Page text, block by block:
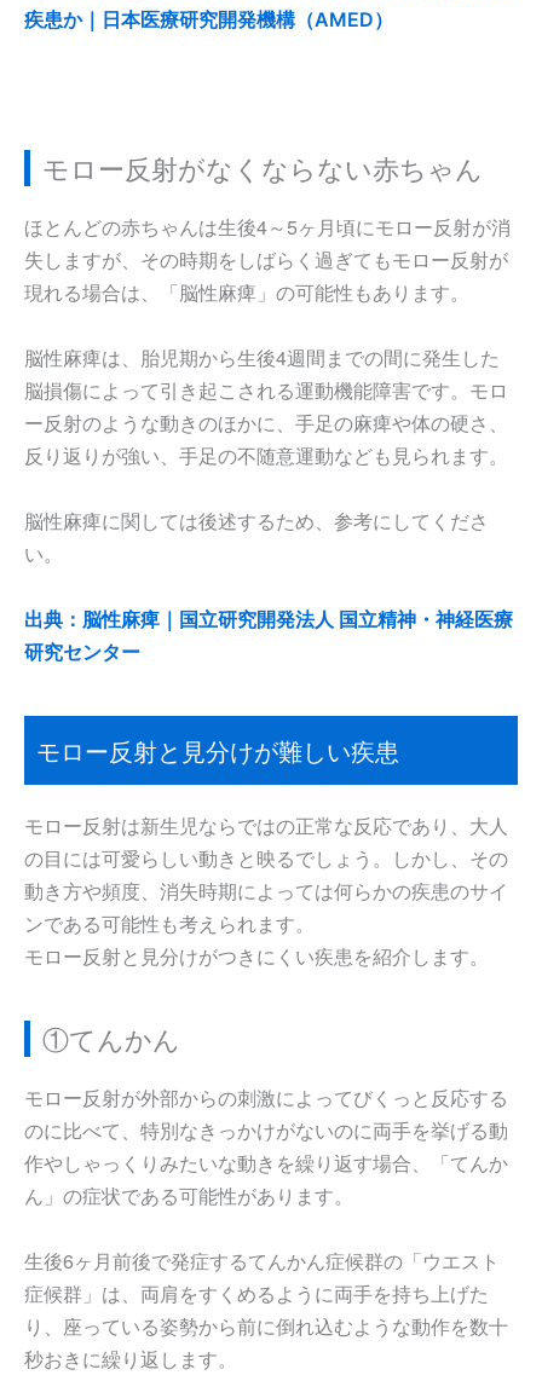
疾患か｜日本医療研究開発機構（AMED）
モロー反射がなくならない赤ちゃん
ほとんどの赤ちゃんは生後4～5ヶ月頃にモロー反射が消
失しますが、その時期をしばらく過ぎてもモロー反射が
現れる場合は、「脳性麻痺」の可能性もあります。
脳性麻痺は、胎児期から生後4週間までの間に発生した
脳損傷によって引き起こされる運動機能障害です。モロ
ー反射のような動きのほかに、手足の麻痺や体の硬さ、
反り返りが強い、手足の不随意運動なども見られます。
脳性麻痺に関しては後述するため、参考にしてくださ
い。
出典：脳性麻痺｜国立研究開発法人 国立精神・神経医療
研究センター
モロー反射と見分けが難しい疾患
モロー反射は新生児ならではの正常な反応であり、大人
の目には可愛らしい動きと映るでしょう。しかし、その
動き方や頻度、消失時期によっては何らかの疾患のサイ
ンである可能性も考えられます。
モロー反射と見分けがつきにくい疾患を紹介します。
①てんかん
モロー反射が外部からの刺激によってびくっと反応する
のに比べて、特別なきっかけがないのに両手を挙げる動
作やしゃっくりみたいな動きを繰り返す場合、「てんか
ん」の症状である可能性があります。
生後6ヶ月前後で発症するてんかん症候群の「ウエスト
症候群」は、両肩をすくめるように両手を持ち上げた
り、座っている姿勢から前に倒れ込むような動作を数十
秒おきに繰り返します。